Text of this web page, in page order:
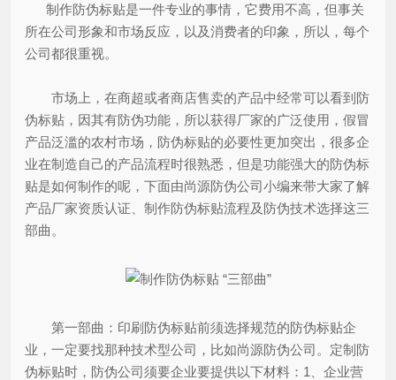
制作防伪标贴是一件专业的事情，它费用不高，但事关
所在公司形象和市场反应，以及消费者的印象，所以，每个
公司都很重视。
市场上，在商超或者商店售卖的产品中经常可以看到防
伪标贴，因其有防伪功能，所以获得厂家的广泛使用，假冒
产品泛滥的农村市场，防伪标贴的必要性更加突出，很多企
业在制造自己的产品流程时很熟悉，但是功能强大的防伪标
贴是如何制作的呢，下面由尚源防伪公司小编来带大家了解
产品厂家资质认证、制作防伪标贴流程及防伪技术选择这三
部曲。
第一部曲：印刷防伪标贴前须选择规范的防伪标贴企
业，一定要找那种技术型公司，比如尚源防伪公司。定制防
伪标贴时，防伪公司须要企业要提供以下材料：1、企业营